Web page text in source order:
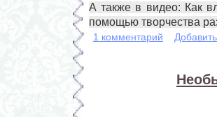
А также в видео: Как
помощью творчества
1 комментарий